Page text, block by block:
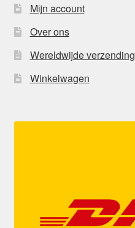
Mijn account
Over ons
Wereldwijde verzending
Winkelwagen